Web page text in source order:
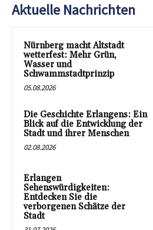
Aktuelle Nachrichten
Nürnberg macht Altstadt
wetterfest: Mehr Grün,
Wasser und
Schwammstadtprinzip
05.08.2026
Die Geschichte Erlangens: Ein
Blick auf die Entwicklung der
Stadt und ihrer Menschen
02.08.2026
Erlangen
Sehenswürdigkeiten:
Entdecken Sie die
verborgenen Schätze der
Stadt